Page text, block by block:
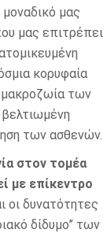
μας
μας επιτρέπει
κορυφαία
των
των ασθενών.
στον τομέα
με επίκεντρο
οι δυνατότητες
δίδυμο” των